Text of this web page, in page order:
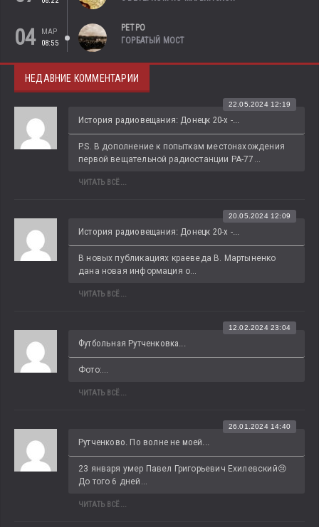
04
МАР
08:55
РЕТРО
ГОРБАТЫЙ МОСТ
НЕДАВНИЕ КОММЕНТАРИИ
История радиовещания: Донецк 20-х -...
22.05.2024 12:19
P.S. В дополнение к попыткам местонахождения
первой вещательной радиостанции РА-77...
ЧИТАТЬ ВСЁ...
История радиовещания: Донецк 20-х -...
20.05.2024 12:09
В новых публикациях краеведа В. Мартыненко
дана новая информация о...
ЧИТАТЬ ВСЁ...
Футбольная Рутченковка...
12.02.2024 23:04
Фото:...
ЧИТАТЬ ВСЁ...
Рутченково. По волне не моей...
26.01.2024 14:40
23 января умер Павел Григорьевич Ехилевский😢
До того 6 дней...
ЧИТАТЬ ВСЁ...